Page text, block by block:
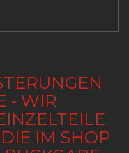
- WIR
IM SHOP